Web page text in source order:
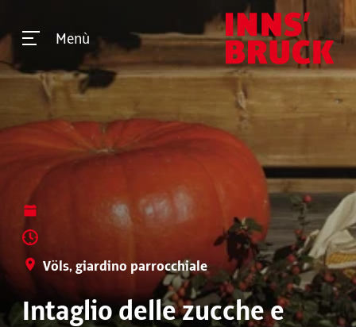
Menù
Völs, giardino parrocchiale
Intaglio delle zucche e